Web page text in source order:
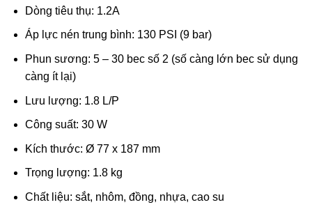
Dòng tiêu thụ: 1.2A
Áp lực nén trung bình: 130 PSI (9 bar)
Phun sương: 5 – 30 bec số 2 (số càng lớn bec sử dụng
càng ít lại)
Lưu lượng: 1.8 L/P
Công suất: 30 W
Kích thước: Ø 77 x 187 mm
Trọng lượng: 1.8 kg
Chất liệu: sắt, nhôm, đồng, nhựa, cao su